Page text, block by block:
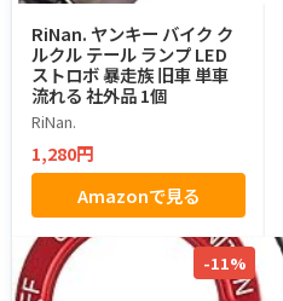
RiNan. ヤンキー バイク ク
ルクル テール ランプ LED
ストロボ 暴走族 旧車 単車
流れる 社外品 1個
RiNan.
1,280円
Amazonで見る
-11%